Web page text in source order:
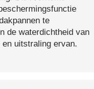
te
de waterdichtheid van
uitstraling ervan.